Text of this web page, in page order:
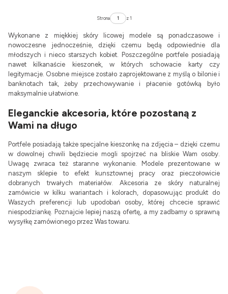
Strona z 1
Wykonane z miękkiej skóry licowej modele są ponadczasowe i
nowoczesne jednocześnie, dzięki czemu będą odpowiednie dla
młodszych i nieco starszych kobiet. Poszczególne portfele posiadają
nawet kilkanaście kieszonek, w których schowacie karty czy
legitymacje. Osobne miejsce zostało zaprojektowane z myślą o bilonie i
banknotach tak, żeby przechowywanie i płacenie gotówką było
maksymalnie ułatwione.
Eleganckie akcesoria, które pozostaną z
Wami na długo
Portfele posiadają także specjalne kieszonkę na zdjęcia – dzięki czemu
w dowolnej chwili będziecie mogli spojrzeć na bliskie Wam osoby.
Uwagę zwraca też staranne wykonanie. Modele prezentowane w
naszym sklepie to efekt kunsztownej pracy oraz pieczołowicie
dobranych trwałych materiałów. Akcesoria ze skóry naturalnej
zamówicie w kilku wariantach i kolorach, dopasowując produkt do
Waszych preferencji lub upodobań osoby, której chcecie sprawić
niespodziankę. Poznajcie lepiej naszą ofertę, a my zadbamy o sprawną
wysyłkę zamówionego przez Was towaru.